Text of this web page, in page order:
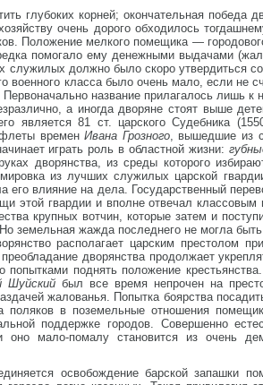
глубоких корней; окончательная победа
очень дорого обходилось
Положение мелкого помещика —
помогало ему денежными выдачами
служилых должно было скоро утвердиться
класса было очень мало, если не
название прилагалось лишь
а иногда дворяне стоят выше
является 81 ст. царского Судебника
временИвана Грозного, вышедшие из
играть роль в областной жизни:
дворянства, из среды которого
из лучших служилых царской
влияние на дела. Государственный
этой гвардии и вполне отвечал классовым
крупных вотчин, которые затем и
земельная жажда последнего не могла
располагает царским престолом
дворянства продолжает
поднять положение
Шуйскийбыл все время непрочен на
жалованья. Попытка боярства
поляков в поземельные отношения
поддержке городов. Совершенно
мало-помалу становится из очень
освобождение барской запашки